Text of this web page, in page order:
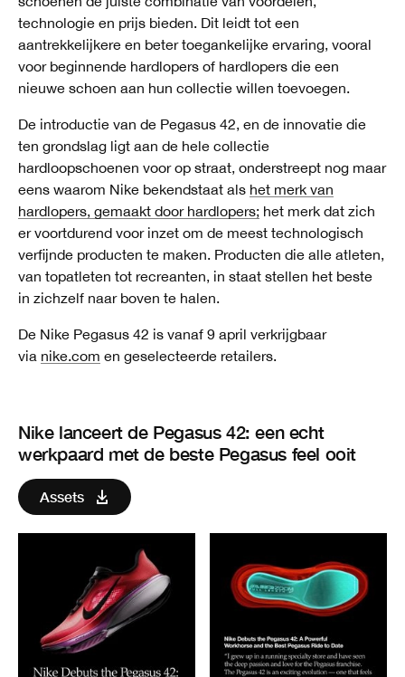
technologie en prijs bieden. Dit leidt tot een
aantrekkelijkere en beter toegankelijke ervaring, vooral
voor beginnende hardlopers of hardlopers die een
nieuwe schoen aan hun collectie willen toevoegen.
De introductie van de Pegasus 42, en de innovatie die
ten grondslag ligt aan de hele collectie
hardloopschoenen voor op straat, onderstreept nog maar
eens waarom Nike bekendstaat als het merk van
hardlopers, gemaakt door hardlopers; het merk dat zich
er voortdurend voor inzet om de meest technologisch
verfijnde producten te maken. Producten die alle atleten,
van topatleten tot recreanten, in staat stellen het beste
in zichzelf naar boven te halen.
De Nike Pegasus 42 is vanaf 9 april verkrijgbaar
via nike.com en geselecteerde retailers.
Nike lanceert de Pegasus 42: een echt
werkpaard met de beste Pegasus feel ooit
Assets